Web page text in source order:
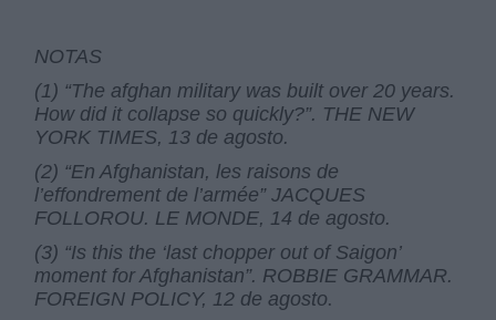
NOTAS
(1) “The afghan military was built over 20 years.
How did it collapse so quickly?”. THE NEW
YORK TIMES, 13 de agosto.
(2) “En Afghanistan, les raisons de
l’effondrement de l’armée” JACQUES
FOLLOROU. LE MONDE, 14 de agosto.
(3) “Is this the ‘last chopper out of Saigon’
moment for Afghanistan”. ROBBIE GRAMMAR.
FOREIGN POLICY, 12 de agosto.